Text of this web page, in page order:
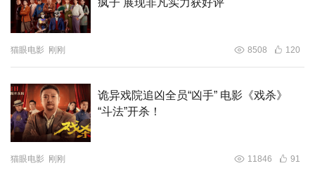
心怀热忱，兼具实力，稳扎稳打角逐演艺圈！皇甫泊元(别
名欧阳榕泽)作为中国内地影视男演员，先后参演的作品荣
电影节最佳影片奖并入围金麻雀国际电影节); 电影《毒之
战》 (入围2020第十届澳门国际电影节); 2023年5月主演腾
讯定制网剧《玄璃美人煞》此剧获得猫眼奇幻剧榜首。
2023年7月担任院线电影《戏杀》制片人并参演。
猫眼电影 刚刚 8508 120
诡异戏院追凶全员“凶手” 电影《戏杀》
“斗法”开杀！
猫眼电影 刚刚 11846 91